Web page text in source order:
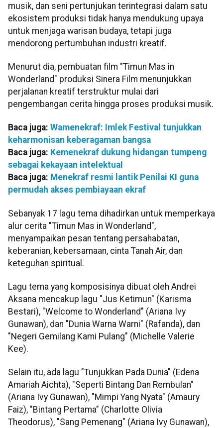
musik, dan seni pertunjukan terintegrasi dalam satu
ekosistem produksi tidak hanya mendukung upaya
untuk menjaga warisan budaya, tetapi juga
mendorong pertumbuhan industri kreatif.
Menurut dia, pembuatan film "Timun Mas in
Wonderland" produksi Sinera Film menunjukkan
perjalanan kreatif terstruktur mulai dari
pengembangan cerita hingga proses produksi musik.
Baca juga: Wamenekraf: Imlek Festival tunjukkan
keharmonisan keberagaman bangsa
Baca juga: Kemenekraf dukung hidangan tumpeng
sebagai kekayaan intelektual
Baca juga: Menekraf resmi lantik Penilai KI guna
permudah akses pembiayaan ekraf
Sebanyak 17 lagu tema dihadirkan untuk memperkaya
alur cerita "Timun Mas in Wonderland",
menyampaikan pesan tentang persahabatan,
keberanian, kebersamaan, cinta Tanah Air, dan
keteguhan spiritual.
Lagu tema yang komposisinya dibuat oleh Andrei
Aksana mencakup lagu "Jus Ketimun" (Karisma
Bestari), "Welcome to Wonderland" (Ariana Ivy
Gunawan), dan "Dunia Warna Warni" (Rafanda), dan
"Negeri Gemilang Kami Pulang" (Michelle Valerie
Kee).
Selain itu, ada lagu "Tunjukkan Pada Dunia" (Edena
Amariah Aichta), "Seperti Bintang Dan Rembulan"
(Ariana Ivy Gunawan), "Mimpi Yang Nyata" (Amaury
Faiz), "Bintang Pertama" (Charlotte Olivia
Theodorus), "Sang Pemenang" (Ariana Ivy Gunawan),